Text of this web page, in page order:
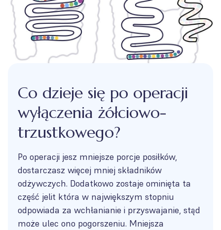
Co dzieje się po operacji
wyłączenia żółciowo-
trzustkowego?
Po operacji jesz mniejsze porcje posiłków,
dostarczasz więcej mniej składników
odżywczych. Dodatkowo zostaje ominięta ta
część jelit która w największym stopniu
odpowiada za wchłanianie i przyswajanie, stąd
może ulec ono pogorszeniu. Mniejsza